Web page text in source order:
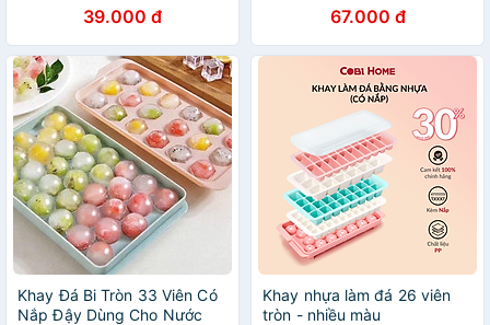
39.000 đ 67.000 đ
Khay Đá Bi Tròn 33 Viên Có
Nắp Đậy Dùng Cho Nước
Khay nhựa làm đá 26 viên
tròn - nhiều màu